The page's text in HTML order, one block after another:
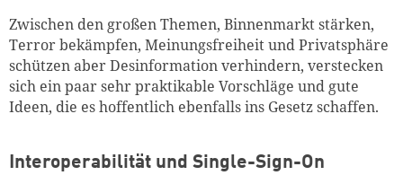
Zwischen den großen Themen, Binnenmarkt stärken,
Terror bekämpfen, Meinungsfreiheit und Privatsphäre
schützen aber Desinformation verhindern, verstecken
sich ein paar sehr praktikable Vorschläge und gute
Ideen, die es hoffentlich ebenfalls ins Gesetz schaffen.
Interoperabilität und Single-Sign-On